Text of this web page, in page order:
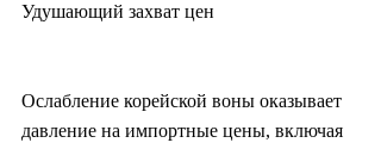
Удушающий захват цен
Ослабление корейской воны оказывает
давление на импортные цены, включая